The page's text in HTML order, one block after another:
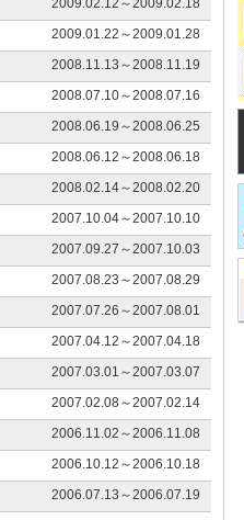
2009.02.12～2009.02.18
2009.01.22～2009.01.28
2008.11.13～2008.11.19
2008.07.10～2008.07.16
2008.06.19～2008.06.25
2008.06.12～2008.06.18
2008.02.14～2008.02.20
2007.10.04～2007.10.10
2007.09.27～2007.10.03
2007.08.23～2007.08.29
2007.07.26～2007.08.01
2007.04.12～2007.04.18
2007.03.01～2007.03.07
2007.02.08～2007.02.14
2006.11.02～2006.11.08
2006.10.12～2006.10.18
2006.07.13～2006.07.19